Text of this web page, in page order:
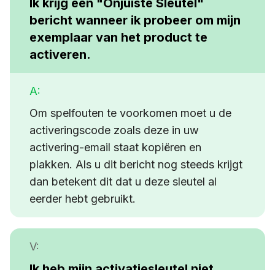
Ik krijg een "Onjuiste Sleutel"
bericht wanneer ik probeer om mijn
exemplaar van het product te
activeren.
A:
Om spelfouten te voorkomen moet u de
activeringscode zoals deze in uw
activering-email staat kopiëren en
plakken. Als u dit bericht nog steeds krijgt
dan betekent dit dat u deze sleutel al
eerder hebt gebruikt.
V: